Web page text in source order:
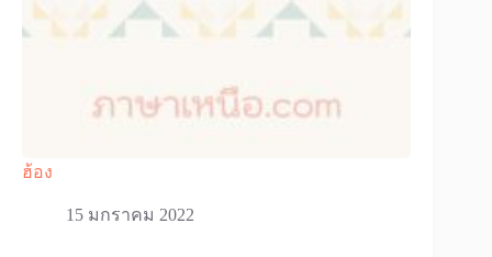
ฮ้อง
15 มกราคม 2022